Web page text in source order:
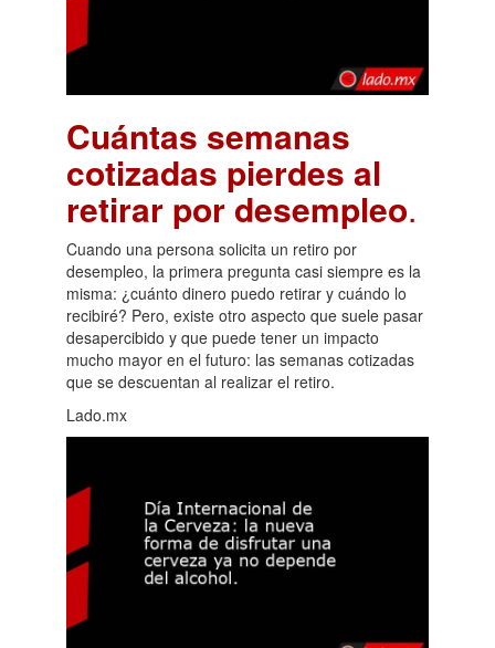
Cuántas semanas
cotizadas pierdes al
retirar por desempleo.
Cuando una persona solicita un retiro por
desempleo, la primera pregunta casi siempre es la
misma: ¿cuánto dinero puedo retirar y cuándo lo
recibiré? Pero, existe otro aspecto que suele pasar
desapercibido y que puede tener un impacto
mucho mayor en el futuro: las semanas cotizadas
que se descuentan al realizar el retiro.
Lado.mx